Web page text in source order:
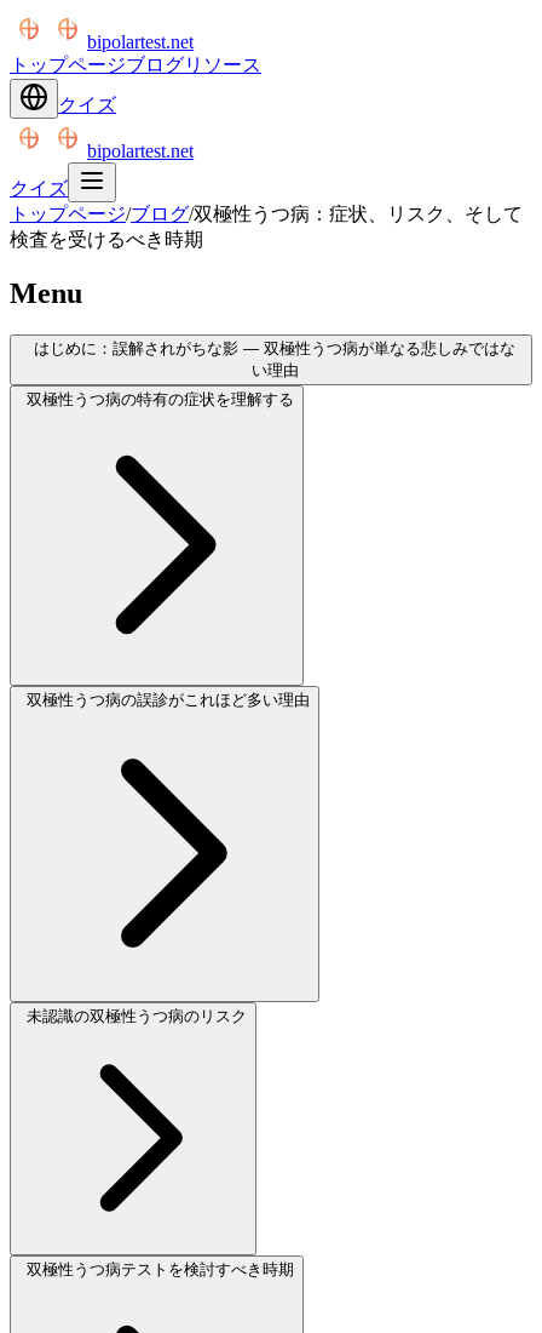
bipolartest.net
トップページブログリソース
クイズ
bipolartest.net
クイズ
トップページ/ブログ/双極性うつ病：症状、リスク、そして
検査を受けるべき時期
Menu
はじめに：誤解されがちな影 — 双極性うつ病が単なる悲しみではな
い理由
双極性うつ病の特有の症状を理解する
双極性うつ病の誤診がこれほど多い理由
未認識の双極性うつ病のリスク
双極性うつ病テストを検討すべき時期